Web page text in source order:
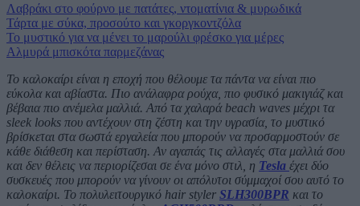
Λαβράκι στο φούρνο με πατάτες, ντοματίνια & μυρωδικά
Τάρτα με σύκα, προσούτο και γκοργκοντζόλα
Το μυστικό για να μένει το μαρούλι φρέσκο για μέρες
Αλμυρά μπισκότα παρμεζάνας
Το καλοκαίρι είναι η εποχή που θέλουμε τα πάντα να είναι πιο
εύκολα και αβίαστα. Πιο ανάλαφρα ρούχα, πιο φυσικό μακιγιάζ και
βέβαια πιο ανέμελα μαλλιά. Από τα χαλαρά beach waves μέχρι τα
sleek looks που αντέχουν στη ζέστη και την υγρασία, το μυστικό
βρίσκεται στα σωστά εργαλεία που μπορούν να προσαρμοστούν σε
κάθε διάθεση και περίσταση. Αν αγαπάς τις αλλαγές στα μαλλιά σου
και δεν θέλεις να περιορίζεσαι σε ένα μόνο στιλ, η Tesla έχει δύο
συσκευές που μπορούν να γίνουν οι απόλυτοι σύμμαχοί σου αυτό το
καλοκαίρι. Το πολυλειτουργικό hair styler SLH300BPR και το